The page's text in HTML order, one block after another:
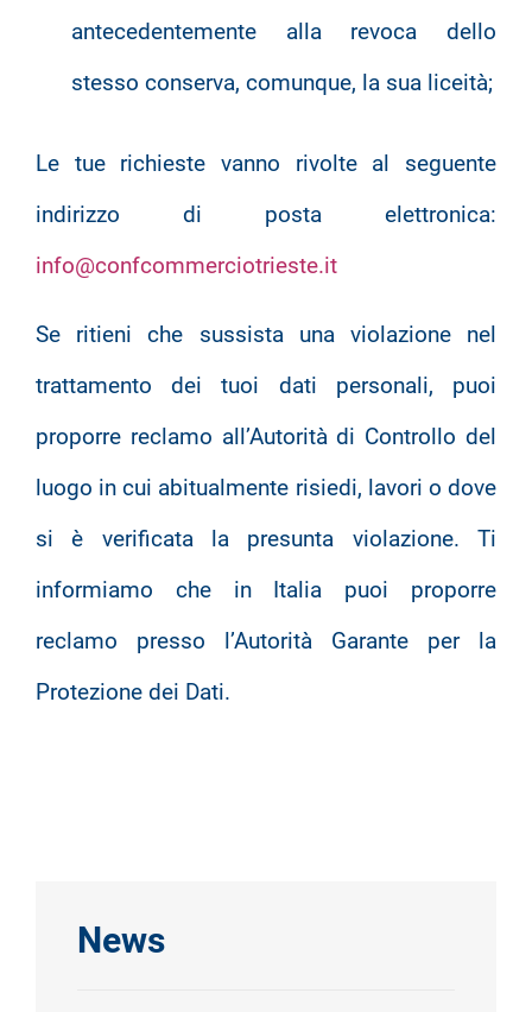
antecedentemente alla revoca dello
stesso conserva, comunque, la sua liceità;
Le tue richieste vanno rivolte al seguente
indirizzo di posta elettronica:
info@confcommerciotrieste.it
Se ritieni che sussista una violazione nel
trattamento dei tuoi dati personali, puoi
proporre reclamo all’Autorità di Controllo del
luogo in cui abitualmente risiedi, lavori o dove
si è verificata la presunta violazione. Ti
informiamo che in Italia puoi proporre
reclamo presso l’Autorità Garante per la
Protezione dei Dati.
News